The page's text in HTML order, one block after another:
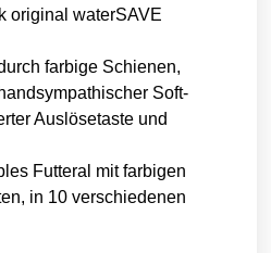
original waterSAVE
farbige Schienen,
Soft-
Auslösetaste und
Futteral mit farbigen
in 10 verschiedenen